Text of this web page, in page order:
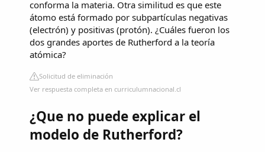
conforma la materia. Otra similitud es que este
átomo está formado por subpartículas negativas
(electrón) y positivas (protón). ¿Cuáles fueron los
dos grandes aportes de Rutherford a la teoría
atómica?
Solicitud de eliminación
Ver respuesta completa en curriculumnacional.cl
¿Que no puede explicar el
modelo de Rutherford?